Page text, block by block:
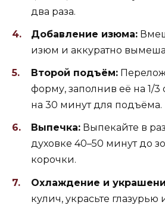
два раза.
Добавление изюма:
изюм и аккуратно
Второй подъём:
форму, заполнив её на 1/3
на 30 минут для подъёма.
Выпечка: Выпекайте в
духовке 40–50 минут до
корочки.
Охлаждение и
кулич, украсьте